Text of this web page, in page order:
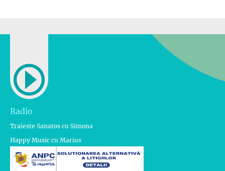
Radio
Traieste Sanatos cu Simona
Happy Music cu Marius